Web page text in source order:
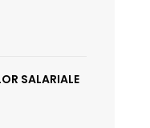
SALARIALE